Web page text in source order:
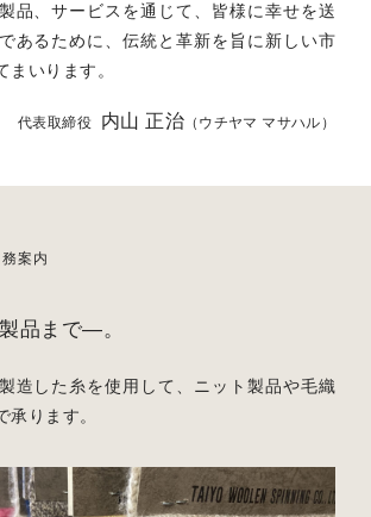
品、サービスを通じて、皆様に幸せを送
あるために、伝統と革新を旨に新しい市
まいります。
代表取締役 内山 正治（ウチヤマ マサハル）
案内
品まで―。
造した糸を使用して、ニット製品や毛織
承ります。